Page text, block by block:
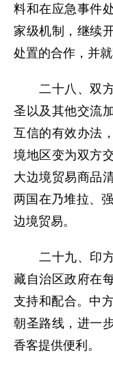
料和在应急事件
家级机制，继续
处置的合作，并
二十八、双方
圣以及其他交流
互信的有效办法
境地区变为双方
大边境贸易商品
两国在乃堆拉、
边境贸易。
二十九、印方
藏自治区政府在
支持和配合。中
朝圣路线，进一
香客提供便利。